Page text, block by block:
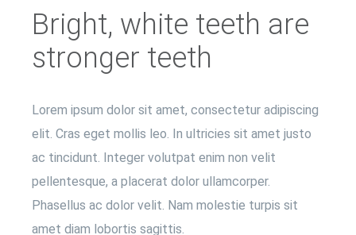
Bright, white teeth are
stronger teeth
Lorem ipsum dolor sit amet, consectetur adipiscing
elit. Cras eget mollis leo. In ultricies sit amet justo
ac tincidunt. Integer volutpat enim non velit
pellentesque, a placerat dolor ullamcorper.
Phasellus ac dolor velit. Nam molestie turpis sit
amet diam lobortis sagittis.